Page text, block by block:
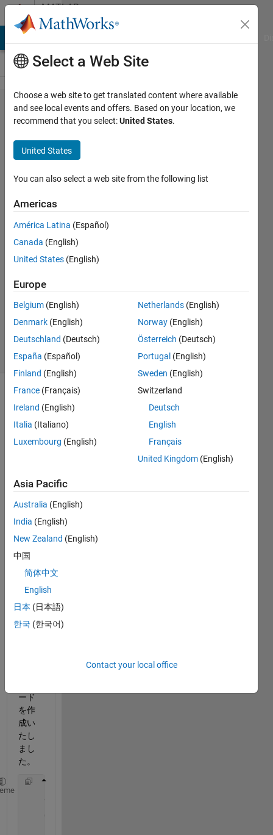
Skip to contentMATLAB
Answers
数値積
分を行
う上で
Integral
の扱い
方
24 Oct
2017
Answer
Accepted
26 Oct 2017
16 Views
(30 days)
上記
の積
分を
実行
うと
考えs
を
*xと
して
integr
ード
を作
成い
たし
まし
た。
    Ts=1;
Select a Web Site
Choose a web site to get translated content where available
and see local events and offers. Based on your location, we
recommend that you select:United States.
United States
You can also select a web site from the following list
Americas
América Latina (Español)
Canada (English)
United States (English)
Europe
Belgium (English)
Denmark (English)
Deutschland (Deutsch)
España (Español)
Finland (English)
France (Français)
Ireland (English)
Italia (Italiano)
Luxembourg (English)
Netherlands (English)
Norway (English)
Österreich (Deutsch)
Portugal (English)
Sweden (English)
Switzerland
Deutsch
English
Français
United Kingdom (English)
Asia Pacific
Australia (English)
India (English)
New Zealand (English)
中国
简体中文
English
日本 (日本語)
한국 (한국어)
Contact your local office